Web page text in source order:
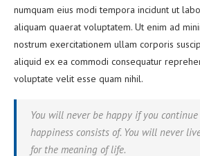
numquam eius modi tempora incidunt ut
aliquam quaerat voluptatem. Ut enim ad
nostrum exercitationem ullam corporis
aliquid ex ea commodi consequatur
voluptate velit esse quam nihil.
You will never be happy if you
happiness consists of. You will never
for the meaning of life.